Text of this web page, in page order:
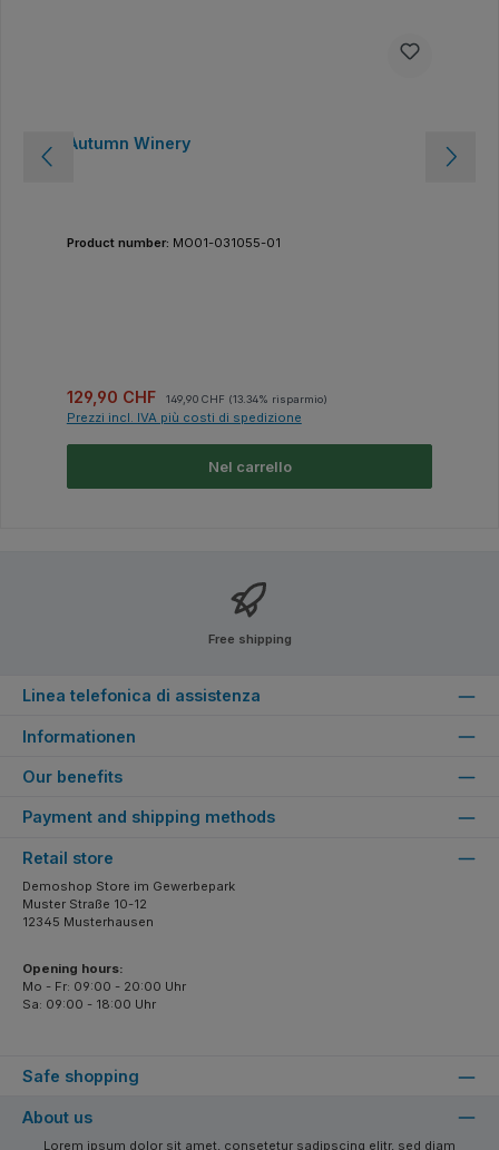
Autumn Winery
Product number: MO01-031055-01
Prezzo di vendita:
129,90 CHF Prezzo normale:
149,90 CHF (13.34% risparmio)
Prezzi incl. IVA più costi di spedizione
Nel carrello
Free shipping
Linea telefonica di assistenza
Informationen
Our benefits
Payment and shipping methods
Safe shopping
Retail store
Demoshop Store im Gewerbepark
Muster Straße 10-12
12345 Musterhausen
Opening hours:
Mo - Fr: 09:00 - 20:00 Uhr
Sa: 09:00 - 18:00 Uhr
About us
Lorem ipsum dolor sit amet, consetetur sadipscing elitr, sed diam